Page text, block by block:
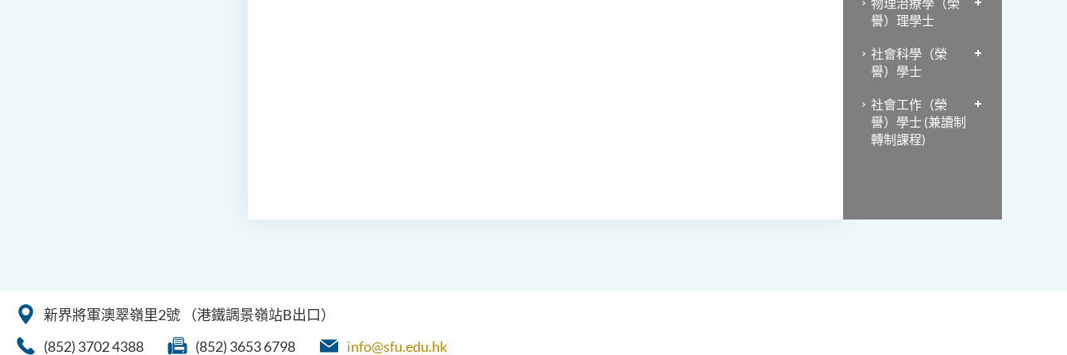
譽）理學士
社會科學（榮
譽）學士
社會工作（榮
譽）學士 (兼讀制
轉制課程)
新界將軍澳翠嶺里2號
（港鐵調景嶺站B出口）
(852) 3702 4388
(852) 3653 6798 info@sfu.edu.hk